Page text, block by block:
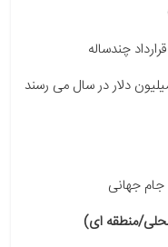
چندساله
قراردادها در مجموع به بیش از 100 میلیون دلار در سال می رسند